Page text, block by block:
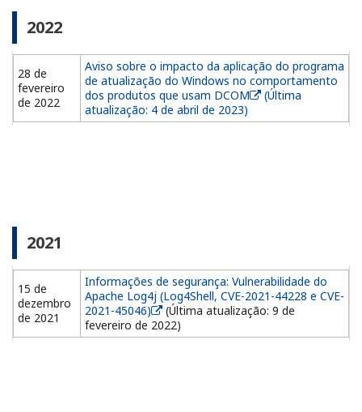
2022
28 de
fevereiro
de 2022
Aviso sobre o impacto da aplicação do programa
de atualização do Windows no comportamento
dos produtos que usam DCOM
(Última
atualização: 4 de abril de 2023)
2021
15 de
dezembro
de 2021
Informações de segurança: Vulnerabilidade do
Apache Log4j (Log4Shell, CVE-2021-44228 e CVE-
2021-45046)
(Última atualização: 9 de
fevereiro de 2022)